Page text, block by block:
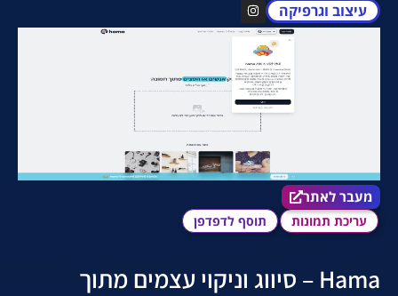
עיצוב וגרפיקה
מעבר לאתר הכלי
עריכת תמונות תוסף לדפדפן
מעבר לאתר
Hama – סיווג וניקוי עצמים מתוך